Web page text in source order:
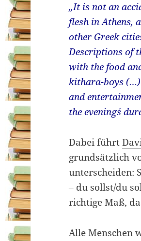
„It is not an
flesh in Athens,
other Greek
Descriptions of
with the food
kithara-boys (…)
and
the evening´s
Dabei führt
grundsätzlich
unterscheiden:
– du sollst/du
richtige Maß,
Alle Menschen